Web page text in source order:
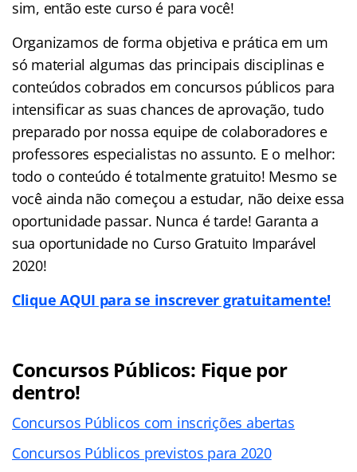
sim, então este curso é para você!
Organizamos de forma objetiva e prática em um
só material algumas das principais disciplinas e
conteúdos cobrados em concursos públicos para
intensificar as suas chances de aprovação, tudo
preparado por nossa equipe de colaboradores e
professores especialistas no assunto. E o melhor:
todo o conteúdo é totalmente gratuito! Mesmo se
você ainda não começou a estudar, não deixe essa
oportunidade passar. Nunca é tarde! Garanta a
sua oportunidade no Curso Gratuito Imparável
2020!
Clique AQUI para se inscrever gratuitamente!
Concursos Públicos: Fique por
dentro!
Concursos Públicos com inscrições abertas
Concursos Públicos previstos para 2020